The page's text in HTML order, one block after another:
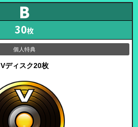
B
30枚
Vディスク20枚